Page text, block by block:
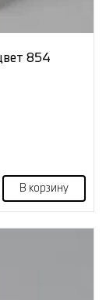
854
В корзину